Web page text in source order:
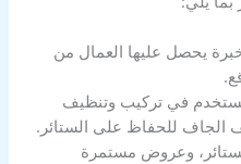
يحصل عليها العمال من
في تركيب وتنظيف
الجاف للحفاظ على الستائر.
وعروض مستمرة